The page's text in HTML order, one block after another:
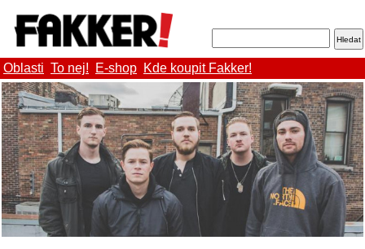
Oblasti To nej! E-shop Kde koupit Fakker!